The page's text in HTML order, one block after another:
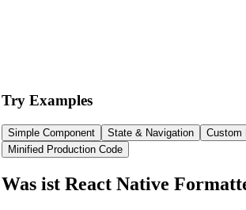
Try Examples
Simple Component State & Navigation
Custom
Minified Production Code
Was ist React Native